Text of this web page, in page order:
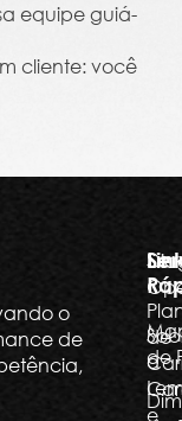
equipe guiá-
cliente: você
o
de
de
e
de
a